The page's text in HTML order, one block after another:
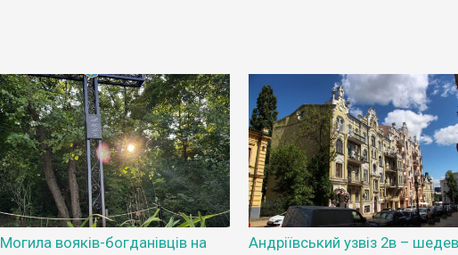
Могила вояків-богданівців на
Андріївський узвіз 2в –